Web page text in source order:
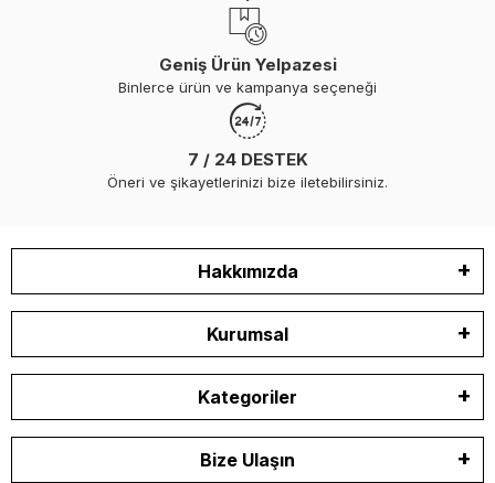
Geniş Ürün Yelpazesi
Binlerce ürün ve kampanya seçeneği
7 / 24 DESTEK
Öneri ve şikayetlerinizi bize iletebilirsiniz.
Hakkımızda
Kurumsal
Kategoriler
Bize Ulaşın